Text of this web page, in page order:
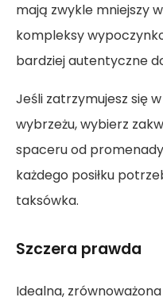
mają zwykle mniejszy
kompleksy
bardziej autentyczne
Jeśli zatrzymujesz się
wybrzeżu, wybierz
spaceru od promenady
każdego posiłku
taksówka.
Szczera prawda
Idealna,